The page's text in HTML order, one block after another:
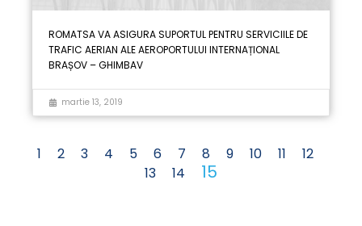
ROMATSA VA ASIGURA SUPORTUL PENTRU SERVICIILE DE
TRAFIC AERIAN ALE AEROPORTULUI INTERNAȚIONAL
BRAȘOV – GHIMBAV
martie 13, 2019
1 2 3 4 5 6 7 8 9 10 11 12
13 14 15